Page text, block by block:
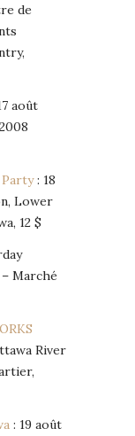
de
août
: 18
Lower
12 $
Marché
River
: 19 août